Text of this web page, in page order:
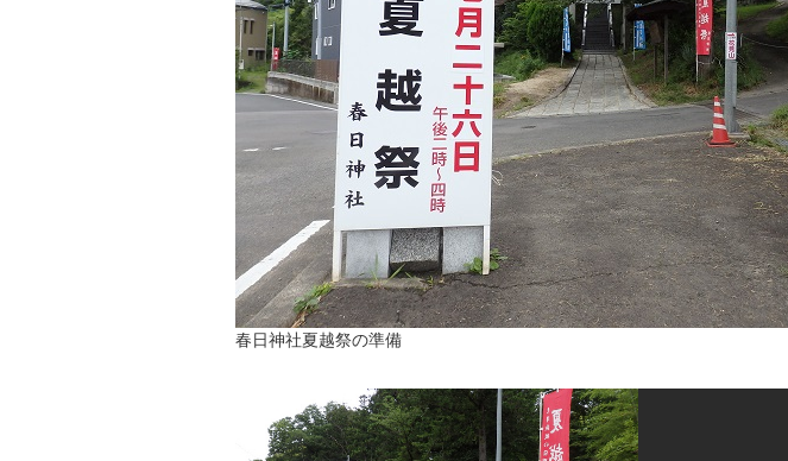
春日神社夏越祭の準備